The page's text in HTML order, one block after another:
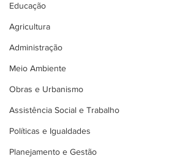
Educação
Agricultura
Administração
Meio Ambiente
Obras e Urbanismo
Assistência Social e Trabalho
Políticas e Igualdades
Planejamento e Gestão